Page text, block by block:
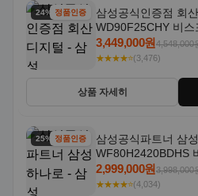
24% 할인정품인증
삼성공식인증점 회
WD90F25CHY 비스
일체형 25kg+18kg 1
3,449,000원4,548,000
★★★★⭐(3,476)
상품 자세히
25% 할인정품인증
삼성공식파트너 삼
WF80H2420BDHS
조기 20kg 세제자동
2,999,000원3,998,000
★★★★⭐(4,034)